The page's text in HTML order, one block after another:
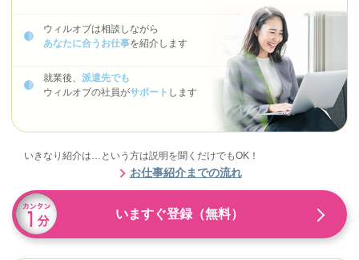
ウィルオブは相談しながら
あなたに合うお仕事を紹介します
就業後、 派遣先でも
ウィルオブの社員がサポート します
いきなり紹介は…という方は説明を聞くだけでもOK！
お仕事紹介までの流れ
いますぐ登録（無料）